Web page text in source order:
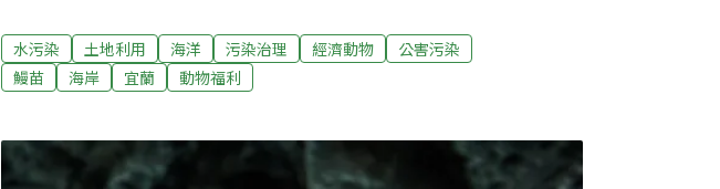
符標準，造成鰻苗死亡或不靠岸；另陳姓漁民補充，最近出海口抓到的鰻
苗，身上發現奇怪斑點，疑似碰到污水所致。壯圍鄉新南村長葉慶文也發
現過有斑點鰻苗，他認為，若遭污染早就暴斃，不會活蹦亂跳，曾詢問過
縣府回應，壯圍污水廠廢水經過處理，必須符合放流水標準排放，不會有
污染河川等問題。
水污染 土地利用 海洋 污染治理 經濟動物
公害污染
鰻苗
海岸 宜蘭 動物福利